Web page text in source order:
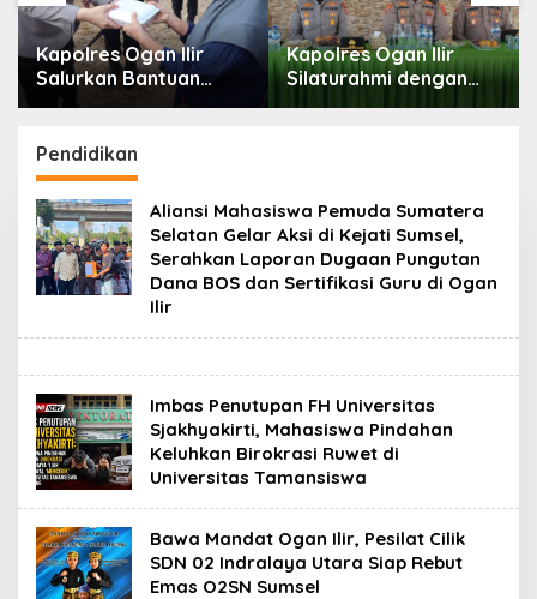
Kapolres Ogan Ilir
Salurkan Bantuan
melalui Program Mobil
Kepedulian kepada
Masyarakat Desa Parit
Kapolres Ogan Ilir
Silaturahmi dengan
Pendidikan
Aliansi Mahasiswa Pemuda Sumatera
Selatan Gelar Aksi di Kejati Sumsel,
Serahkan Laporan Dugaan Pungutan
Dana BOS dan Sertifikasi Guru di Ogan
Ilir
Imbas Penutupan FH Universitas
Sjakhyakirti, Mahasiswa Pindahan
Keluhkan Birokrasi Ruwet di
Universitas Tamansiswa
Bawa Mandat Ogan Ilir, Pesilat Cilik
SDN 02 Indralaya Utara Siap Rebut
Emas O2SN Sumsel